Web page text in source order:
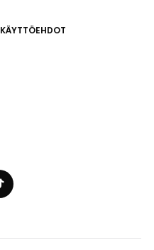
KÄYTTÖEHDOT